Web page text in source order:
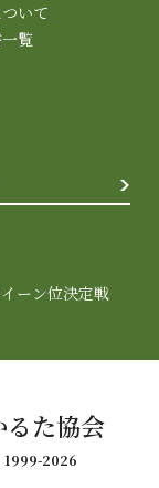
いて
覧
ーン位決定戦
た協会
2026